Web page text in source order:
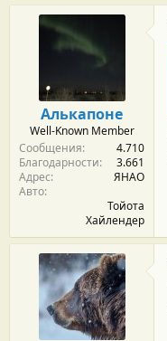
Алькапоне
Well-Known Member
Сообщения
4.710
Благодарности
3.661
Адрес
ЯНАО
Авто
Тойота
Хайлендер